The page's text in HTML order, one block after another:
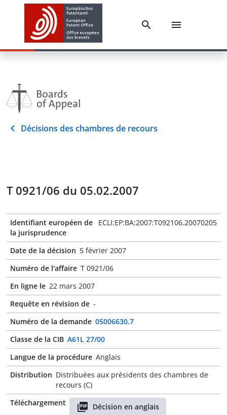
Décisions des chambres de recours
T 0921/06 du 05.02.2007
Identifiant européen de
la jurisprudence
ECLI:EP:BA:2007:T092106.20070205
Date de la décision 5 février 2007
Numéro de l'affaire T 0921/06
En ligne le 22 mars 2007
Requête en révision de -
Numéro de la demande 05006630.7
Classe de la CIB A61L 27/00
Langue de la procédure Anglais
Distribution Distribuées aux présidents des chambres de
recours (C)
Téléchargement
Décision en anglais